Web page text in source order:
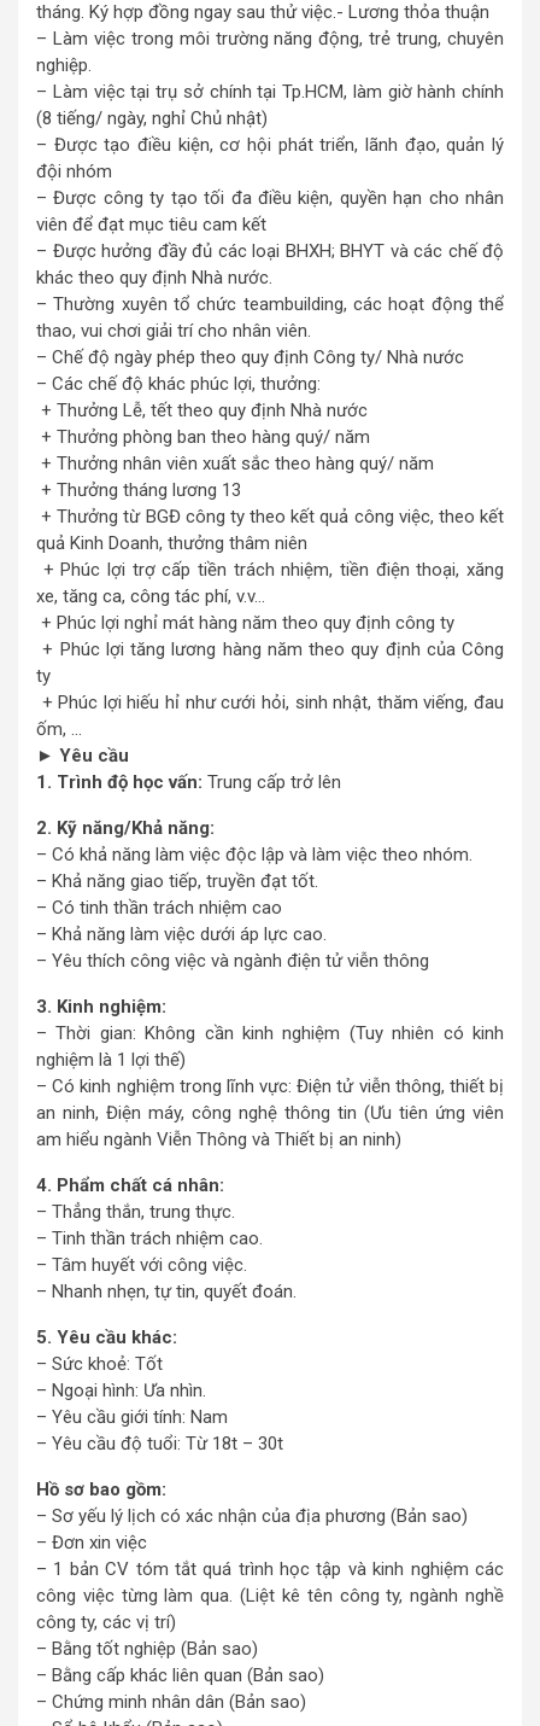
tháng. Ký hợp đồng ngay sau thử việc.- Lương thỏa thuận
– Làm việc trong môi trường năng động, trẻ trung, chuyên
nghiệp.
– Làm việc tại trụ sở chính tại Tp.HCM, làm giờ hành chính
(8 tiếng/ ngày, nghỉ Chủ nhật)
– Được tạo điều kiện, cơ hội phát triển, lãnh đạo, quản lý
đội nhóm
– Được công ty tạo tối đa điều kiện, quyền hạn cho nhân
viên để đạt mục tiêu cam kết
– Được hưởng đầy đủ các loại BHXH; BHYT và các chế độ
khác theo quy định Nhà nước.
– Thường xuyên tổ chức teambuilding, các hoạt động thể
thao, vui chơi giải trí cho nhân viên.
– Chế độ ngày phép theo quy định Công ty/ Nhà nước
– Các chế độ khác phúc lợi, thưởng:
+ Thưởng Lễ, tết theo quy định Nhà nước
+ Thưởng phòng ban theo hàng quý/ năm
+ Thưởng nhân viên xuất sắc theo hàng quý/ năm
+ Thưởng tháng lương 13
+ Thưởng từ BGĐ công ty theo kết quả công việc, theo kết
quả Kinh Doanh, thưởng thâm niên
+ Phúc lợi trợ cấp tiền trách nhiệm, tiền điện thoại, xăng
xe, tăng ca, công tác phí, v.v…
+ Phúc lợi nghỉ mát hàng năm theo quy định công ty
+ Phúc lợi tăng lương hàng năm theo quy định của Công
ty
+ Phúc lợi hiếu hỉ như cưới hỏi, sinh nhật, thăm viếng, đau
ốm, …
► Yêu cầu
1. Trình độ học vấn: Trung cấp trở lên
2. Kỹ năng/Khả năng:
– Có khả năng làm việc độc lập và làm việc theo nhóm.
– Khả năng giao tiếp, truyền đạt tốt.
– Có tinh thần trách nhiệm cao
– Khả năng làm việc dưới áp lực cao.
– Yêu thích công việc và ngành điện tử viễn thông
3. Kinh nghiệm:
– Thời gian: Không cần kinh nghiệm (Tuy nhiên có kinh
nghiệm là 1 lợi thế)
– Có kinh nghiệm trong lĩnh vực: Điện tử viễn thông, thiết bị
an ninh, Điện máy, công nghệ thông tin (Ưu tiên ứng viên
am hiểu ngành Viễn Thông và Thiết bị an ninh)
4. Phẩm chất cá nhân:
– Thẳng thắn, trung thực.
– Tinh thần trách nhiệm cao.
– Tâm huyết với công việc.
– Nhanh nhẹn, tự tin, quyết đoán.
5. Yêu cầu khác:
– Sức khoẻ: Tốt
– Ngoại hình: Ưa nhìn.
– Yêu cầu giới tính: Nam
– Yêu cầu độ tuổi: Từ 18t – 30t
Hồ sơ bao gồm:
– Sơ yếu lý lịch có xác nhận của địa phương (Bản sao)
– Đơn xin việc
– 1 bản CV tóm tắt quá trình học tập và kinh nghiệm các
công việc từng làm qua. (Liệt kê tên công ty, ngành nghề
công ty, các vị trí)
– Bằng tốt nghiệp (Bản sao)
– Bằng cấp khác liên quan (Bản sao)
– Chứng minh nhân dân (Bản sao)